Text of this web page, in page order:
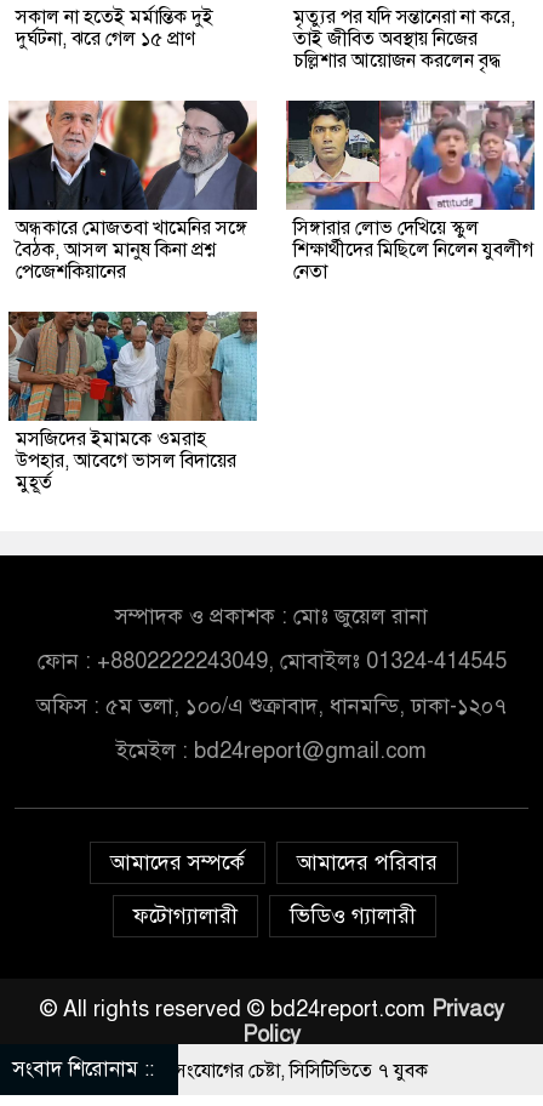
সকাল না হতেই মর্মান্তিক দুই
দুর্ঘটনা, ঝরে গেল ১৫ প্রাণ
মৃত্যুর পর যদি সন্তানেরা না করে,
তাই জীবিত অবস্থায় নিজের
চল্লিশার আয়োজন করলেন বৃদ্ধ
অন্ধকারে মোজতবা খামেনির সঙ্গে
বৈঠক, আসল মানুষ কিনা প্রশ্ন
পেজেশকিয়ানের
সিঙ্গারার লোভ দেখিয়ে স্কুল
শিক্ষার্থীদের মিছিলে নিলেন যুবলীগ
নেতা
মসজিদের ইমামকে ওমরাহ
উপহার, আবেগে ভাসল বিদায়ের
মুহূর্ত
সম্পাদক ও প্রকাশক : মোঃ জুয়েল রানা
ফোন : +8802222243049, মোবাইলঃ 01324-414545
অফিস : ৫ম তলা, ১০০/এ শুক্রাবাদ, ধানমন্ডি, ঢাকা-১২০৭
ইমেইল : bd24report@gmail.com
আমাদের সম্পর্কে
আমাদের পরিবার
ফটোগ্যালারী
ভিডিও গ্যালারী
© All rights reserved © bd24report.com Privacy
Policy
সংবাদ শিরোনাম ::
বাসভবনে অগ্নিসংযোগের চেষ্টা, সিসিটিভিতে ৭ যুবক